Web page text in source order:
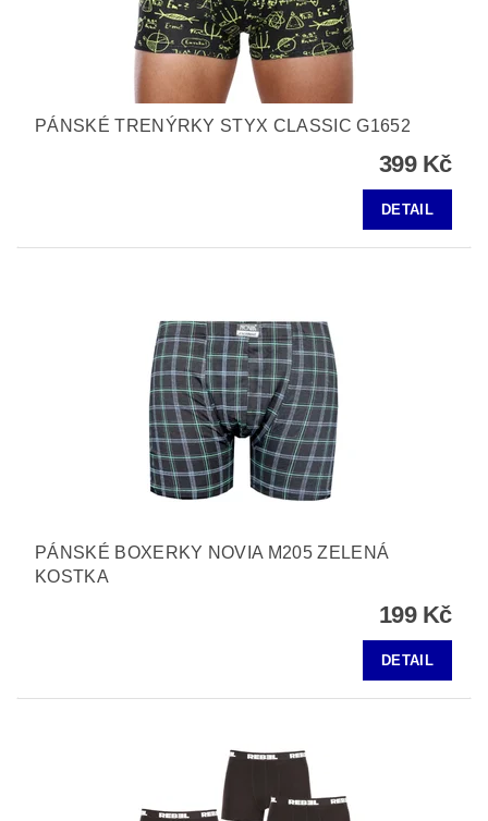
PÁNSKÉ TRENÝRKY STYX CLASSIC G1652
399 Kč
DETAIL
PÁNSKÉ BOXERKY NOVIA M205 ZELENÁ
KOSTKA
199 Kč
DETAIL